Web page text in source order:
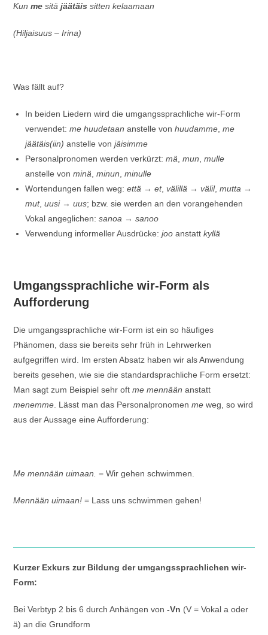
Kunme sitäjäätäis sitten kelaamaan
(Hiljaisuus – Irina)
Was fällt auf?
In beiden Liedern wird die umgangssprachliche wir-Form
verwendet:me huudetaan anstelle vonhuudamme ,me
jäätäis(iin) anstelle vonjäisimme
Personalpronomen werden verkürzt:mä ,mun ,mulle
anstelle vonminä ,minun ,minulle
Wortendungen fallen weg:että →et,välillä →välil,mutta →
mut,uusi→uus; bzw. sie werden an den vorangehenden
Vokal angeglichen:sanoa →sanoo
Verwendung informeller Ausdrücke:joo anstattkyllä
Umgangssprachliche wir-Form als
Aufforderung
Die umgangssprachliche wir-Form ist ein so häufiges
Phänomen, dass sie bereits sehr früh in Lehrwerken
aufgegriffen wird. Im ersten Absatz haben wir als Anwendung
bereits gesehen, wie sie die standardsprachliche Form ersetzt:
Man sagt zum Beispiel sehr oftme mennään anstatt
menemme . Lässt man das Personalpronomenme weg, so wird
aus der Aussage eine Aufforderung:
Me mennään uimaan. = Wir gehen schwimmen.
Mennään uimaan! = Lass uns schwimmen gehen!
Kurzer Exkurs zur Bildung der umgangssprachlichen wir-
Form:
Bei Verbtyp 2 bis 6 durch Anhängen von-Vn (V = Vokal a oder
ä) an die Grundform